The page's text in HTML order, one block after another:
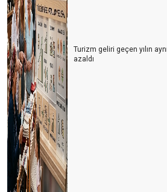
Turizm geliri geçen yılın
azaldı